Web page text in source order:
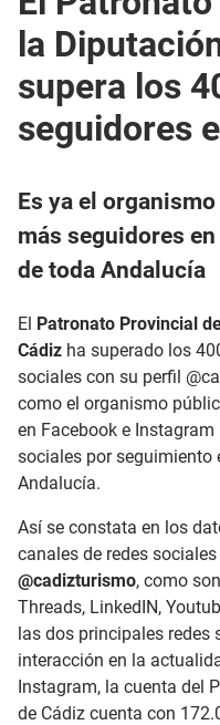
la
supera los
seguidores
Es ya el
más seguidores
de toda Andalucía
El Patronato Provincial
Cádiz ha superado los
sociales con su perfil
como el organismo
en Facebook e
sociales por seguimiento
Andalucía.
Así se constata en los
canales de redes
@cadizturismo, como
Threads, LinkedIN,
las dos principales redes
interacción en la
Instagram, la cuenta del
de Cádiz cuenta con